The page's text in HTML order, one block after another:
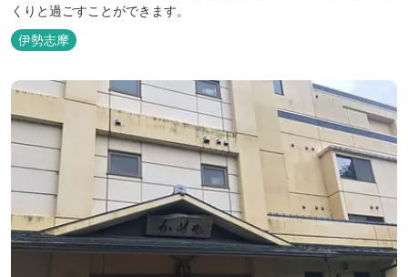
くりと過ごすことができます。
伊勢志摩